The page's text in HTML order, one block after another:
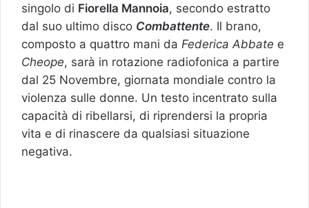
singolo di Fiorella Mannoia, secondo estratto
dal suo ultimo disco Combattente. Il brano,
composto a quattro mani da Federica Abbate e
Cheope, sarà in rotazione radiofonica a partire
dal 25 Novembre, giornata mondiale contro la
violenza sulle donne. Un testo incentrato sulla
capacità di ribellarsi, di riprendersi la propria
vita e di rinascere da qualsiasi situazione
negativa.